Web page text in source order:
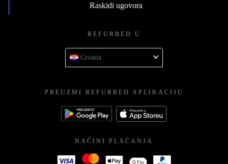
Raskidi ugovora
REFURBED U
Croatia
PREUZMI REFURBED APLIKACIJU
NAČINI PLAĆANJA